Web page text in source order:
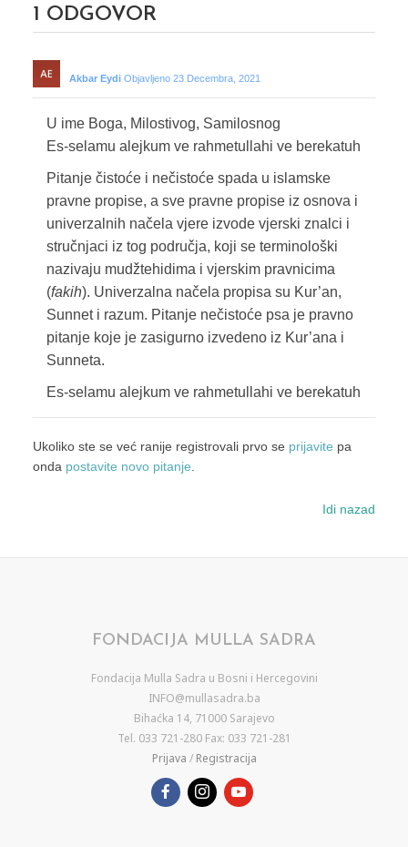
1 ODGOVOR
Akbar Eydi Objavljeno 23 Decembra, 2021
U ime Boga, Milostivog, Samilosnog
Es-selamu alejkum ve rahmetullahi ve berekatuh
Pitanje čistoće i nečistoće spada u islamske
pravne propise, a sve pravne propise iz osnova i
univerzalnih načela vjere izvode vjerski znalci i
stručnjaci iz tog područja, koji se terminološki
nazivaju mudžtehidima i vjerskim pravnicima
(fakih). Univerzalna načela propisa su Kur’an,
Sunnet i razum. Pitanje nečistoće psa je pravno
pitanje koje je zasigurno izvedeno iz Kur’ana i
Sunneta.
Es-selamu alejkum ve rahmetullahi ve berekatuh
Ukoliko ste se već ranije registrovali prvo se prijavite pa
onda postavite novo pitanje.
Idi nazad
FONDACIJA MULLA SADRA
Fondacija Mulla Sadra u Bosni i Hercegovini
INFO@mullasadra.ba
Bihaćka 14, 71000 Sarajevo
Tel. 033 721-280 Fax: 033 721-281
Prijava / Registracija